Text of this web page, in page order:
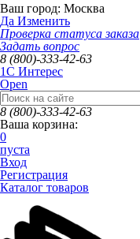
Ваш город: Москва
Да Изменить
Проверка статуса заказа
Задать вопрос
8 (800)-333-42-63
1C Интерес
Open
8 (800)-333-42-63
Ваша корзина:
0
пуста
Вход
Регистрация
Каталог товаров